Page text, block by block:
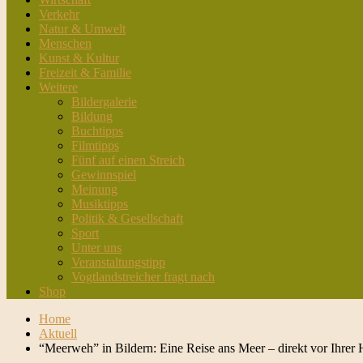
Verkehr
Natur & Umwelt
Menschen
Kunst & Kultur
Freizeit & Familie
Weitere
Bildergalerie
Bildung
Buchtipps
Filmtipps
Fünf auf einen Streich
Gewinnspiel
Meinung
Musiktipps
Politik & Gesellschaft
Sport
Unter uns
Veranstaltungstipp
Vogtlandstreicher fragt nach
Shop
Home
Aktuell
“Meerweh” in Bildern: Eine Reise ans Meer – direkt vor Ihrer